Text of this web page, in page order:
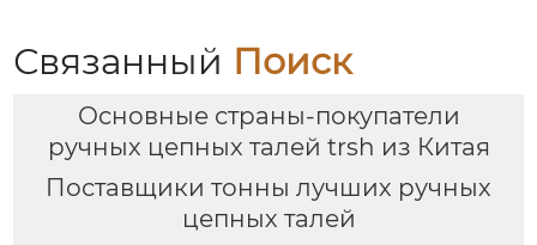
Связанный Поиск
Основные страны-покупатели
ручных цепных талей trsh из Китая
Поставщики тонны лучших ручных
цепных талей